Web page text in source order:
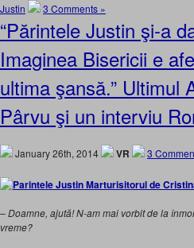
Justin
3 Comments »
“Părintele Justin şi-a
Imaginea Bisericii e
ultima şansă.” Ultimul
Pârvu şi un interviu
January 26th, 2014 VR 3
– Doamne, ajută! N-am mai vorbit de la
vreme?